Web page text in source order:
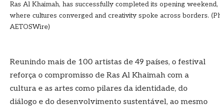
Ras Al Khaimah, has successfully completed its opening weekend,
where cultures converged and creativity spoke across borders.
AETOSWire)
Reunindo mais de 100 artistas de 49 países, o festival
reforça o compromisso de Ras Al Khaimah com a
cultura e as artes como pilares da identidade, do
diálogo e do desenvolvimento sustentável, ao mesmo